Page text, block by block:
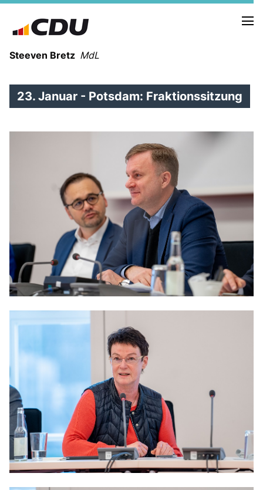
Steeven Bretz MdL
VITA
WAHLKREISBESUCHE
PRESSEFOTOS
MEIN BÜRGERBÜRO
MEIN WAHLKREIS
ZIELE
Redebeiträge
Anträge CDU
Kleine Anfragen
CDU Deutschland
CDU Fraktion im Brandenburger Landtag
CDU Brandenburg
CDU Potsdam
23. Januar - Potsdam: Fraktionssitzung